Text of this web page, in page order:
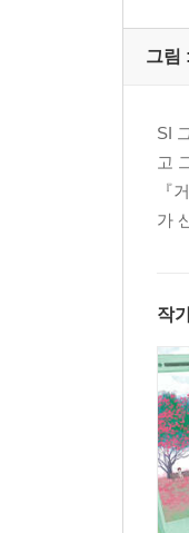
그림 :
SI
고
『
가
작